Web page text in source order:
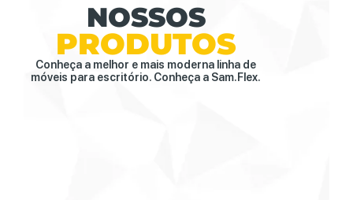
NOSSOS
PRODUTOS
Conheça a melhor e mais moderna linha de
móveis para escritório. Conheça a Sam.Flex.